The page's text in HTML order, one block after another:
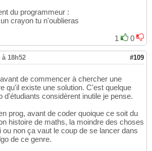
du programmeur :
crayon tu n'oublieras
1
0
à 18h52 #109
de commencer à chercher une
qu'il existe une solution. C'est quelque
d'étudiants considèrent inutile je pense.
prog, avant de coder quoique ce soit du
histoire de maths, la moindre des choses
ou non ça vaut le coup de se lancer dans
de ce genre.